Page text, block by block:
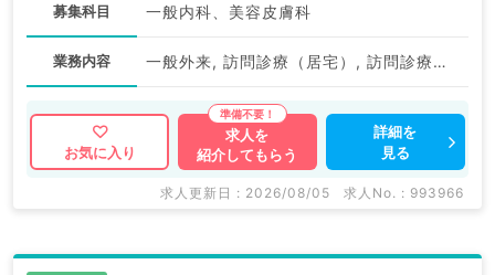
募集科目 一般内科、美容皮膚科
業務内容 一般外来, 訪問診療（居宅）, 訪問診療（施設）, 一般外来
お気に入り
求人を
紹介してもらう
詳細を
見る
求人更新日 : 2026/08/05 求人No. : 993966